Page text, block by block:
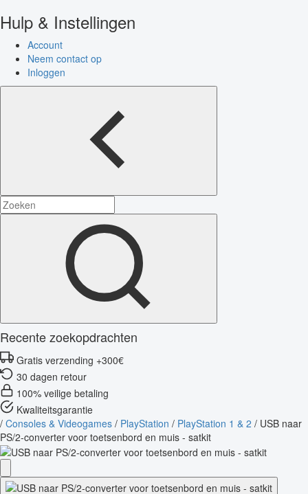
Hulp & Instellingen
Account
Neem contact op
Inloggen
Recente zoekopdrachten
Gratis verzending +300€
30 dagen retour
100% veilige betaling
Kwaliteitsgarantie
/ Consoles & Videogames / PlayStation / PlayStation 1 & 2 / USB naar
PS/2-converter voor toetsenbord en muis - satkit